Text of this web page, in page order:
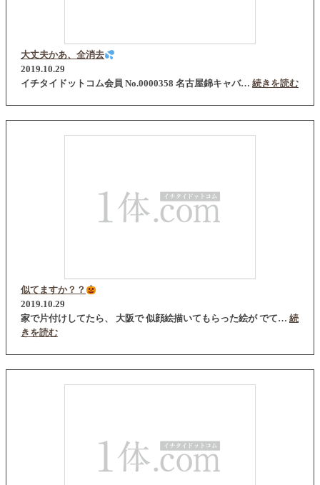
大丈夫かあ、全消去
2019.10.29
イチタイドットコム会員 No.0000358 名古屋錦キャバ… 続きを読む
似てますか？？
2019.10.29
家で片付けしてたら、 大阪で 似顔絵描いてもらった絵が でて… 続
きを読む